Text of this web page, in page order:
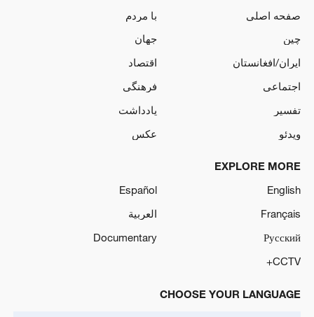
صفحه اصلی
با مردم
چین
جهان
ایران/افغانستان
اقتصاد
اجتماعی
فرهنگی
تفسیر
یادداشت
ویدئو
عکس
EXPLORE MORE
English
Español
Français
العربية
Русский
Documentary
CCTV+
CHOOSE YOUR LANGUAGE